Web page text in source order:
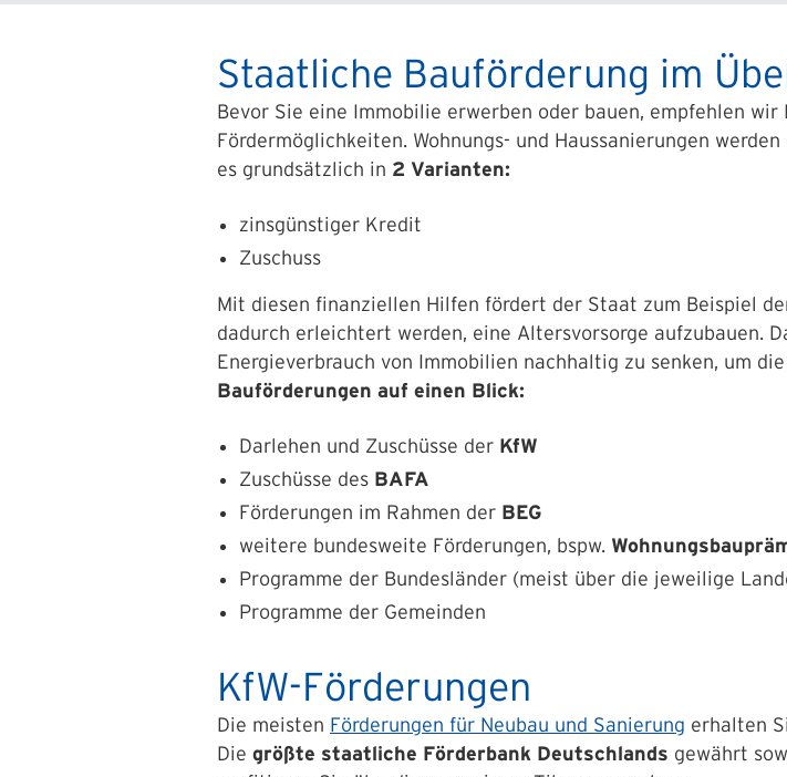
Staatliche Bauförderung im
Bevor Sie eine Immobilie erwerben oder bauen, empfehlen
Fördermöglichkeiten. Wohnungs- und Haussanierungen
es grundsätzlich in 2 Varianten:
zinsgünstiger Kredit
Zuschuss
Mit diesen finanziellen Hilfen fördert der Staat zum Beispiel
dadurch erleichtert werden, eine Altersvorsorge aufzubauen.
Energieverbrauch von Immobilien nachhaltig zu senken, um
Bauförderungen auf einen Blick:
Darlehen und Zuschüsse der KfW
Zuschüsse des BAFA
Förderungen im Rahmen der BEG
weitere bundesweite Förderungen, bspw.
Programme der Bundesländer (meist über die jeweilige
Programme der Gemeinden
KfW-Förderungen
Die meisten Förderungen für Neubau und Sanierung erhalten
Die größte staatliche Förderbank Deutschlands gewährt